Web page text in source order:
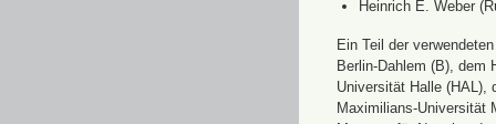
Heinrich E. Weber
Ein Teil der
Berlin-Dahlem (B), dem
Universität Halle (HAL),
Maximilians-Universität